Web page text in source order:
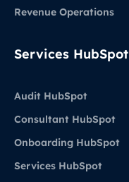
Revenue Operations
Services HubSpot
Audit HubSpot
Consultant HubSpot
Onboarding HubSpot
Services HubSpot